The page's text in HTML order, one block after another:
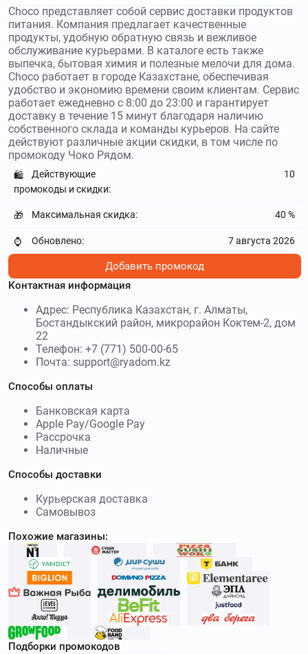
Choco представляет собой сервис доставки продуктов
питания. Компания предлагает качественные
продукты, удобную обратную связь и вежливое
обслуживание курьерами. В каталоге есть также
выпечка, бытовая химия и полезные мелочи для дома.
Choco работает в городе Казахстане, обеспечивая
удобство и экономию времени своим клиентам. Сервис
работает ежедневно с 8:00 до 23:00 и гарантирует
доставку в течение 15 минут благодаря наличию
собственного склада и команды курьеров. На сайте
действуют различные акции скидки, в том числе по
промокоду Чоко Рядом.
🛍️
Действующие
промокоды и скидки:
10
🎁 Максимальная скидка: 40 %
⌚ Обновлено: 7 августа 2026
Добавить промокод
Контактная информация
Адрес: Республика Казахстан, г. Алматы,
Бостандыкский район, микрорайон Коктем-2, дом
22
Телефон: +7 (771) 500-00-65
Почта: support@ryadom.kz
Способы оплаты
Банковская карта
Apple Pay/Google Pay
Рассрочка
Наличные
Способы доставки
Курьерская доставка
Самовывоз
Похожие магазины:
Подборки промокодов